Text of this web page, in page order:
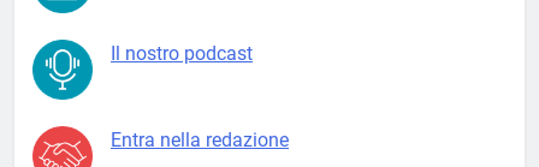
Il nostro podcast
Entra nella redazione